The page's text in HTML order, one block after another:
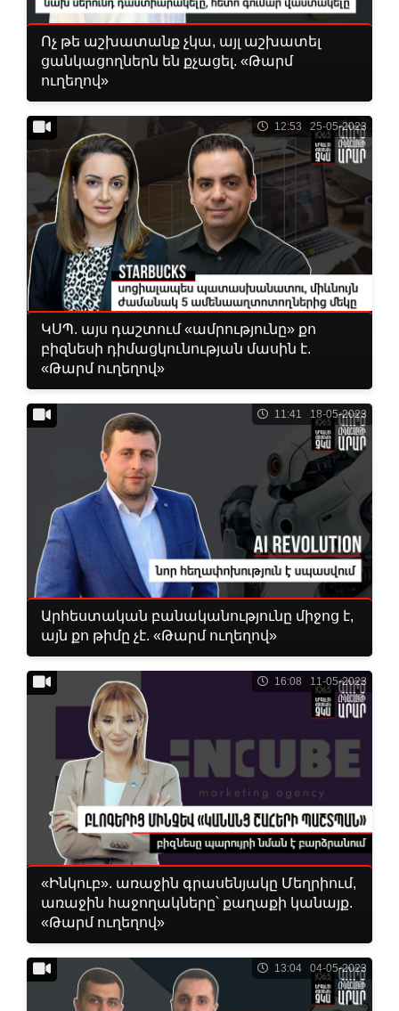
Ոչ թե աշխատանք չկա, այլ աշխատել
ցանկացողներն են քչացել. «Թարմ
ուղեղով»
12:53 25-05-2023
ԿՍՊ. այս դաշտում «ամրությունը» քո
բիզնեսի դիմացկունության մասին է.
«Թարմ ուղեղով»
11:41 18-05-2023
Արհեստական բանականությունը միջոց է,
այն քո թիմը չէ. «Թարմ ուղեղով»
16:08 11-05-2023
«Ինկուբ». առաջին գրասենյակը Մեղրիում,
առաջին հաջողակները՝ քաղաքի կանայք.
«Թարմ ուղեղով»
13:04 04-05-2023